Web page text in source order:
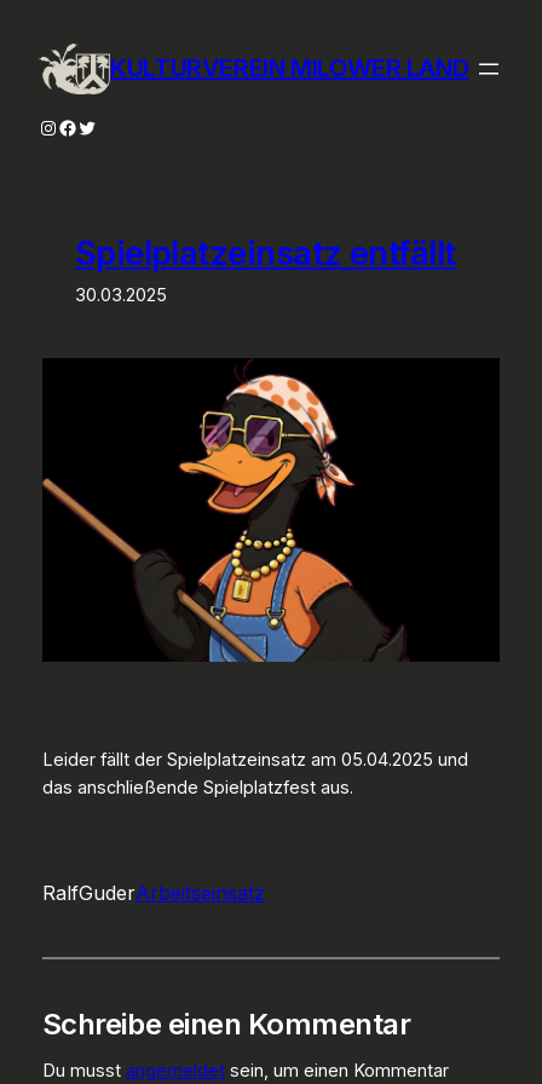
Inhalt
springen
KULTURVEREIN MILOWER LAND
Instagram
Facebook
Twitter
Spielplatzeinsatz entfällt
30.03.2025
Leider fällt der Spielplatzeinsatz am 05.04.2025 und
das anschließende Spielplatzfest aus.
RalfGuderArbeitseinsatz
Schreibe einen Kommentar
Du musst angemeldetsein, um einen Kommentar